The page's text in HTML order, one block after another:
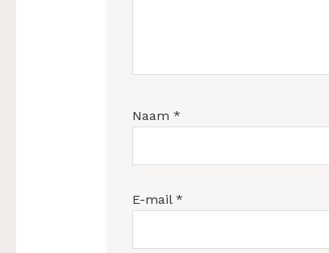
Naam *
E-mail *